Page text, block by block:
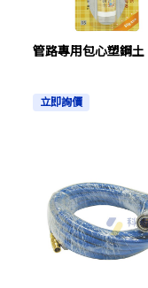
管路專用包心塑鋼土
立即詢價